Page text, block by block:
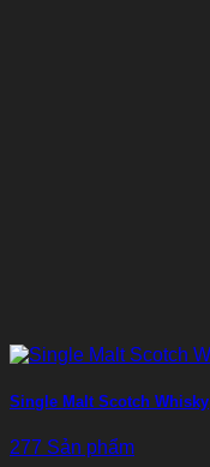
Single Malt Scotch Whisky
277 Sản phẩm